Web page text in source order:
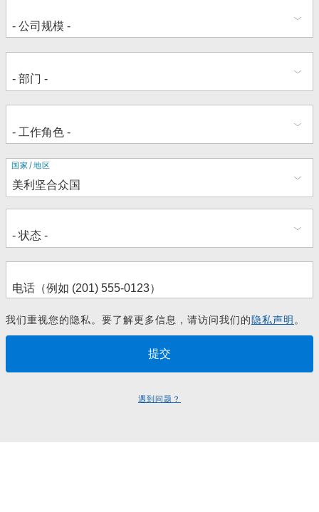
地
址
国家/地区
我们重视您的隐私。要了解更多信息，请访问我们的隐私声明。
遇到问题？